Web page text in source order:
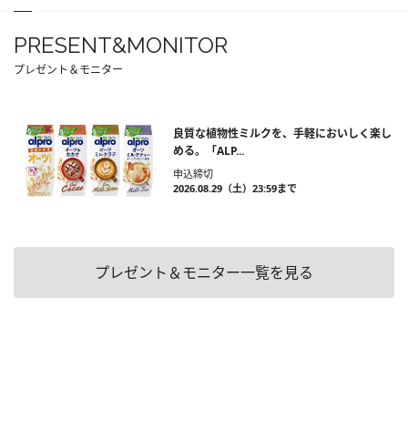
PRESENT&MONITOR
プレゼント＆モニター
良質な植物性ミルクを、手軽においしく楽し
める。「ALP...
申込締切
2026.08.29（土）23:59まで
プレゼント＆モニター一覧を見る